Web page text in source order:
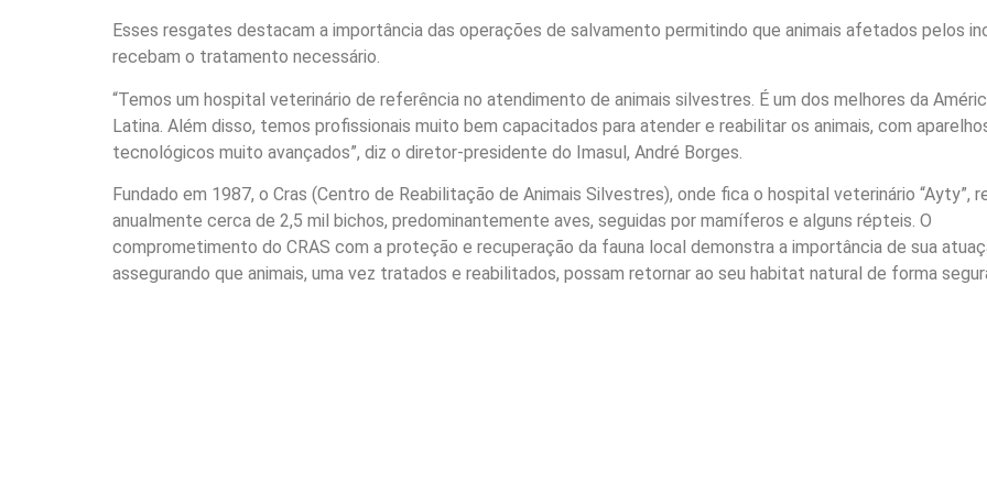
Esses resgates destacam a importância das operações de salvamento permitindo que animais afetados pelos
recebam o tratamento necessário.
“Temos um hospital veterinário de referência no atendimento de animais silvestres. É um dos melhores da
Latina. Além disso, temos profissionais muito bem capacitados para atender e reabilitar os animais, com
tecnológicos muito avançados”, diz o diretor-presidente do Imasul, André Borges.
Fundado em 1987, o Cras (Centro de Reabilitação de Animais Silvestres), onde fica o hospital veterinário “Ayty”,
anualmente cerca de 2,5 mil bichos, predominantemente aves, seguidas por mamíferos e alguns répteis. O
comprometimento do CRAS com a proteção e recuperação da fauna local demonstra a importância de sua
assegurando que animais, uma vez tratados e reabilitados, possam retornar ao seu habitat natural de forma